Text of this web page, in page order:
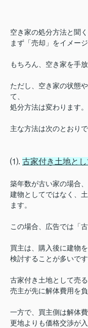
空き家の処分方法と聞く
まず「売却」をイメー
もちろん、空き家を手
ただし、空き家の状態
て、
処分方法は変わります。
主な方法は次のとおりで
⑴. 古家付き土地と
築年数が古い家の場合、
建物としてではなく、
ます。
この場合、広告では「
買主は、購入後に建物
検討することが多いです
古家付き土地として売る
売主が先に解体費用を
一方で、買主側は解体
更地よりも価格交渉が